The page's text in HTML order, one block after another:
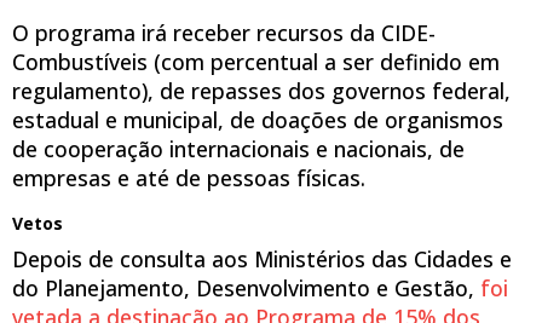
O programa irá receber recursos da CIDE-
Combustíveis (com percentual a ser definido em
regulamento), de repasses dos governos federal,
estadual e municipal, de doações de organismos
de cooperação internacionais e nacionais, de
empresas e até de pessoas físicas.
Vetos
Depois de consulta aos Ministérios das Cidades e
do Planejamento, Desenvolvimento e Gestão, foi
vetada a destinação ao Programa de 15% dos